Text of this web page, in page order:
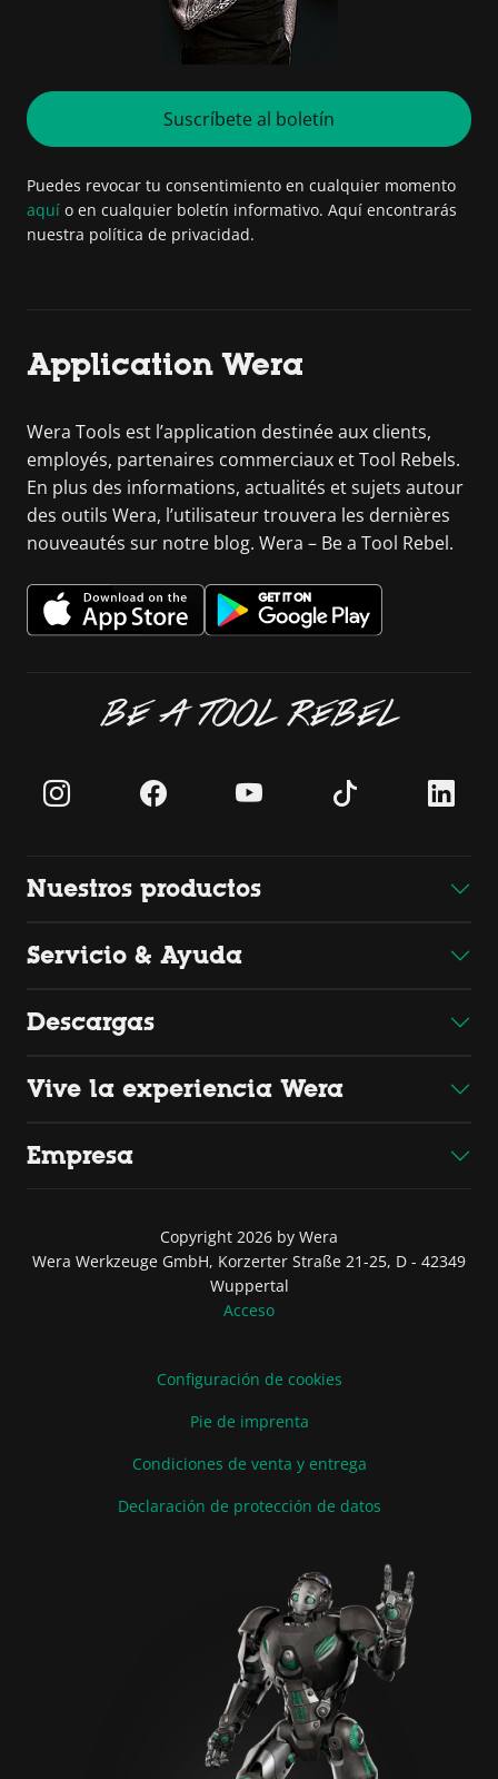
Suscríbete al boletín
Puedes revocar tu consentimiento en cualquier momento
aquí o en cualquier boletín informativo. Aquí encontrarás
nuestra política de privacidad.
Application Wera
Wera Tools est l’application destinée aux clients,
employés, partenaires commerciaux et Tool Rebels.
En plus des informations, actualités et sujets autour
des outils Wera, l’utilisateur trouvera les dernières
nouveautés sur notre blog. Wera – Be a Tool Rebel.
BE A TOOL REBEL
Nuestros productos
Servicio & Ayuda
Descargas
Vive la experiencia Wera
Empresa
Copyright 2026 by Wera
Wera Werkzeuge GmbH, Korzerter Straße 21-25, D - 42349
Wuppertal
Acceso
Configuración de cookies
Pie de imprenta
Condiciones de venta y entrega
Declaración de protección de datos